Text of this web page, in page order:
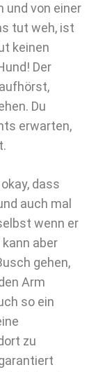
und von einer
tut weh, ist
keinen
Der
aufhörst,
Du
erwarten,
dass
auch mal
wenn er
aber
gehen,
Arm
so ein
zu